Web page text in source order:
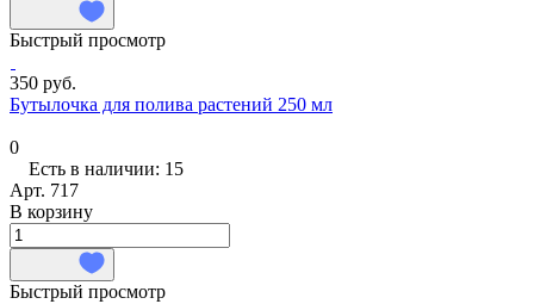
Быстрый просмотр
350 руб.
Бутылочка для полива растений 250 мл
0
Есть в наличии: 15
Арт. 717
В корзину
Быстрый просмотр